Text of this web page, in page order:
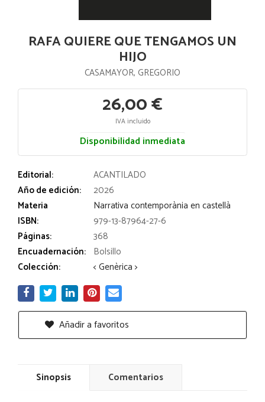
RAFA QUIERE QUE TENGAMOS UN
HIJO
CASAMAYOR, GREGORIO
26,00 €
IVA incluido
Disponibilidad inmediata
Editorial:
ACANTILADO
Año de edición:
2026
Materia
Narrativa contemporània en castellà
ISBN:
979-13-87964-27-6
Páginas:
368
Encuadernación: Bolsillo
Colección:
< Genèrica >
Añadir a favoritos
Sinopsis Comentarios